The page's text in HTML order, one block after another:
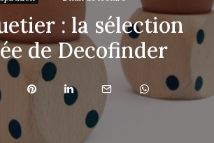
: la sélection
de Decofinder